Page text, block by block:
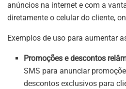
anúncios na internet e com a
diretamente o celular do cliente,
Exemplos de uso para aumentar
Promoções e descontos
SMS para anunciar
descontos exclusivos para